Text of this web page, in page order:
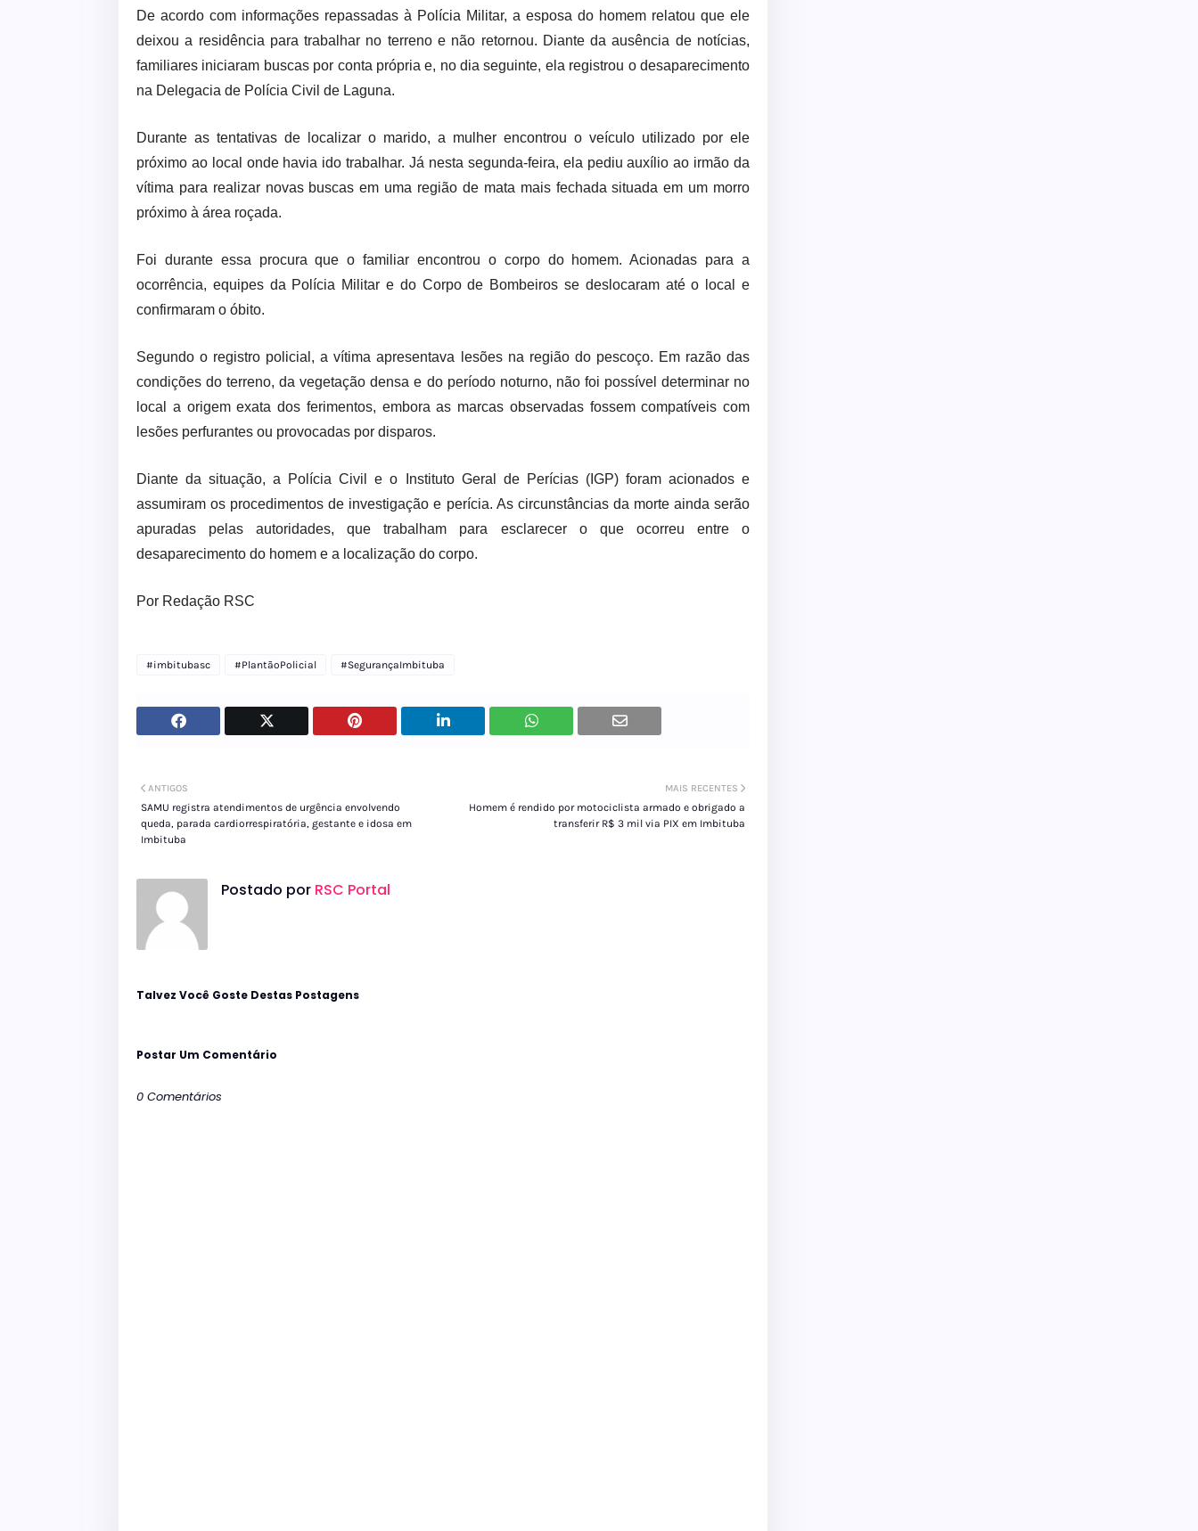
De acordo com informações repassadas à Polícia Militar, a esposa do homem relatou que ele
deixou a residência para trabalhar no terreno e não retornou. Diante da ausência de notícias,
familiares iniciaram buscas por conta própria e, no dia seguinte, ela registrou o desaparecimento
na Delegacia de Polícia Civil de Laguna.
Durante as tentativas de localizar o marido, a mulher encontrou o veículo utilizado por ele
próximo ao local onde havia ido trabalhar. Já nesta segunda-feira, ela pediu auxílio ao irmão da
vítima para realizar novas buscas em uma região de mata mais fechada situada em um morro
próximo à área roçada.
Foi durante essa procura que o familiar encontrou o corpo do homem. Acionadas para a
ocorrência, equipes da Polícia Militar e do Corpo de Bombeiros se deslocaram até o local e
confirmaram o óbito.
Segundo o registro policial, a vítima apresentava lesões na região do pescoço. Em razão das
condições do terreno, da vegetação densa e do período noturno, não foi possível determinar no
local a origem exata dos ferimentos, embora as marcas observadas fossem compatíveis com
lesões perfurantes ou provocadas por disparos.
Diante da situação, a Polícia Civil e o Instituto Geral de Perícias (IGP) foram acionados e
assumiram os procedimentos de investigação e perícia. As circunstâncias da morte ainda serão
apuradas pelas autoridades, que trabalham para esclarecer o que ocorreu entre o
desaparecimento do homem e a localização do corpo.
Por Redação RSC
#imbitubasc #PlantãoPolicial #SegurançaImbituba
MAIS RECENTES
Homem é rendido por motociclista armado e obrigado a
transferir R$ 3 mil via PIX em Imbituba
ANTIGOS
SAMU registra atendimentos de urgência envolvendo
queda, parada cardiorrespiratória, gestante e idosa em
Imbituba
Postado por RSC Portal
Talvez Você Goste Destas Postagens
Postar Um Comentário
0 Comentários